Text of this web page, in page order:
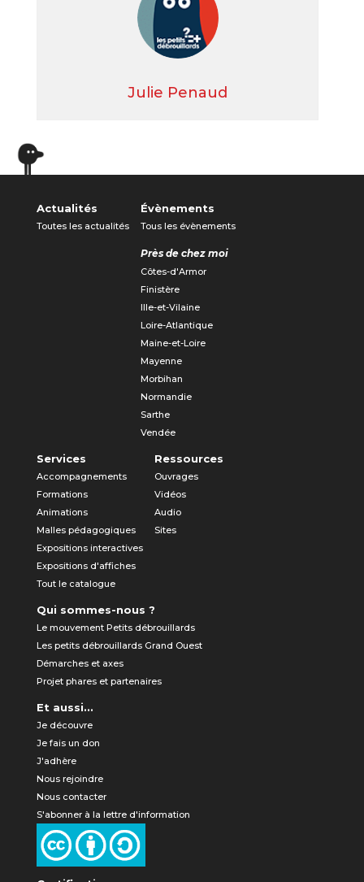
Julie Penaud
Actualités
Toutes les actualités
Évènements
Tous les évènements
Près de chez moi
Côtes-d'Armor
Finistère
Ille-et-Vilaine
Loire-Atlantique
Maine-et-Loire
Mayenne
Morbihan
Normandie
Sarthe
Vendée
Services
Accompagnements
Formations
Animations
Malles pédagogiques
Expositions interactives
Expositions d'affiches
Tout le catalogue
Ressources
Ouvrages
Vidéos
Audio
Sites
Qui sommes-nous ?
Le mouvement Petits débrouillards
Les petits débrouillards Grand Ouest
Démarches et axes
Projet phares et partenaires
Et aussi...
Je découvre
Je fais un don
J'adhère
Nous rejoindre
Nous contacter
S'abonner à la lettre d'information